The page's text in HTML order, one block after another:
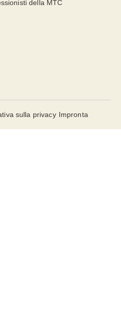
della MTC
sulla privacy Impronta